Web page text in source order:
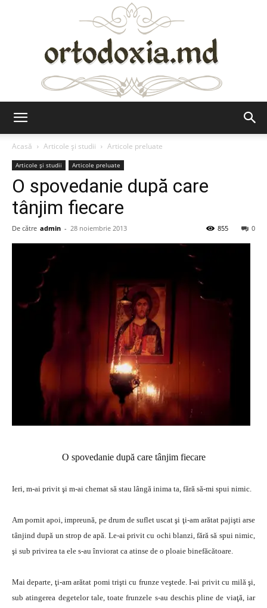
Acasă
Articole şi studii Articole preluate
Articole şi studii Articole preluate
O spovedanie după care
tânjim fiecare
De către admin - 28 noiembrie 2013 0
855
O spovedanie după care tânjim fiecare
Ieri, m-ai privit şi m-ai chemat să stau lângă inima ta, fără să-mi spui nimic.
Am pornit apoi, impreună, pe drum de suflet uscat şi ţi-am arătat pajişti arse
tânjind după un strop de apă. Le-ai privit cu ochi blanzi, fără să spui nimic,
şi sub privirea ta ele s-au înviorat ca atinse de o ploaie binefăcătoare.
Mai departe, ţi-am arătat pomi trişti cu frunze veştede. I-ai privit cu milă şi,
sub atingerea degetelor tale, toate frunzele s-au deschis pline de viaţă, iar